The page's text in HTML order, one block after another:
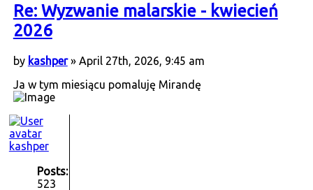
Re: Wyzwanie malarskie - kwiecień
2026
by kashper» April 27th, 2026, 9:45 am
Ja w tym miesiącu pomaluję Mirandę
kashper
Posts:
523